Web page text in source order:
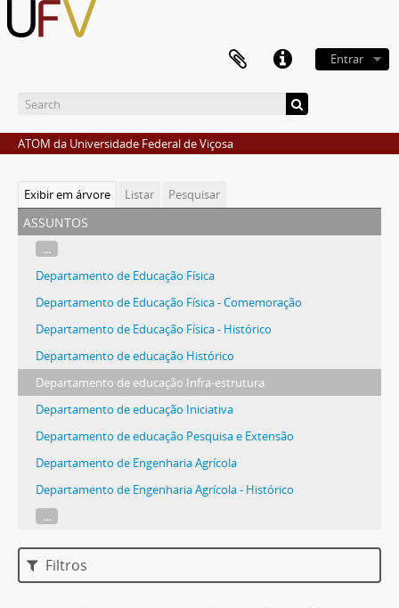
Entrar
ATOM da Universidade Federal de Viçosa
Exibir em árvore Listar Pesquisar
assuntos
...
Departamento de Educação Física
Departamento de Educação Física - Comemoração
Departamento de Educação Física - Histórico
Departamento de educação Histórico
Departamento de educação Infra-estrutura
Departamento de educação Iniciativa
Departamento de educação Pesquisa e Extensão
Departamento de Engenharia Agrícola
Departamento de Engenharia Agrícola - Histórico
...
Filtros